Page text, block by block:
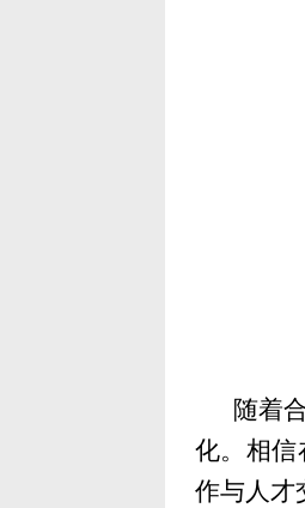
随着
化。相信
作与人才